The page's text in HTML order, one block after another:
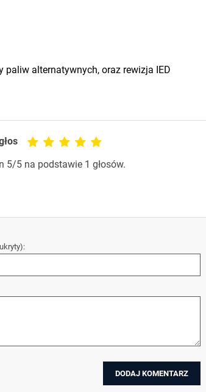
alternatywnych, oraz rewizja IED
5/5 na podstawie 1 głosów.